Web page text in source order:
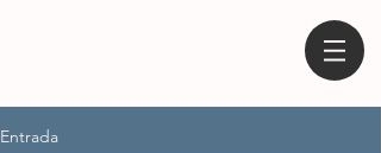
Entrada